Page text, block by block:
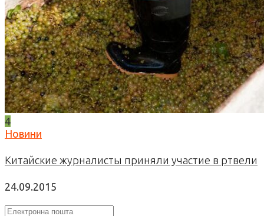
4
Новини
Китайские журналисты приняли участие в ртвели
24.09.2015